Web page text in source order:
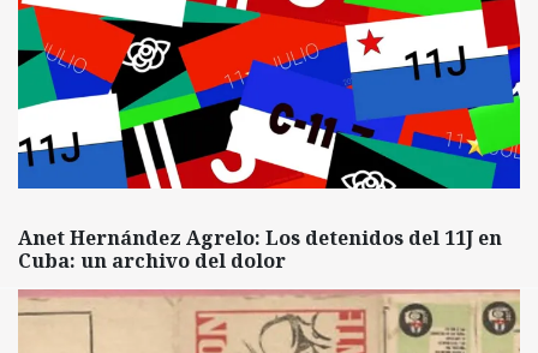
Anet Hernández Agrelo: Los detenidos del 11J en
Cuba: un archivo del dolor